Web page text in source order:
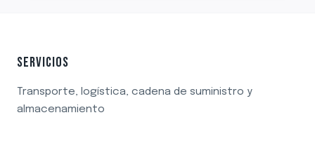
SERVICIOS
Transporte, logística, cadena de suministro y
almacenamiento